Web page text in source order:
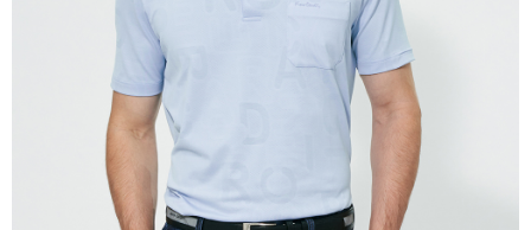
每筆NT$80，滿NT$1,200(含以上)免運費